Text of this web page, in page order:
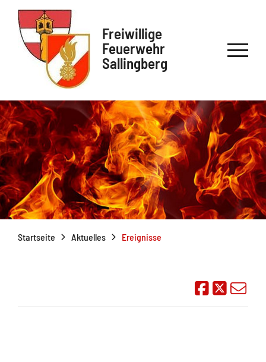
Freiwillige
Feuerwehr
Sallingberg
Startseite Aktuelles Ereignisse
Auf